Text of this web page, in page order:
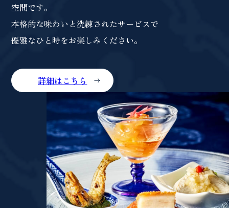
空間です。
本格的な味わいと洗練されたサービスで
優雅なひと時をお楽しみください。
詳細はこちら